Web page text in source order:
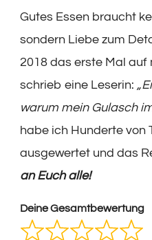
Gutes Essen braucht
sondern Liebe zum
2018 das erste Mal auf
schrieb eine Leserin:
warum mein Gulasch
habe ich Hunderte von
ausgewertet und das
an Euch alle!
Deine Gesamtbewertung